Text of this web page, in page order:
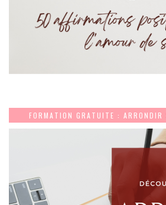
FORMATION GRATUITE :